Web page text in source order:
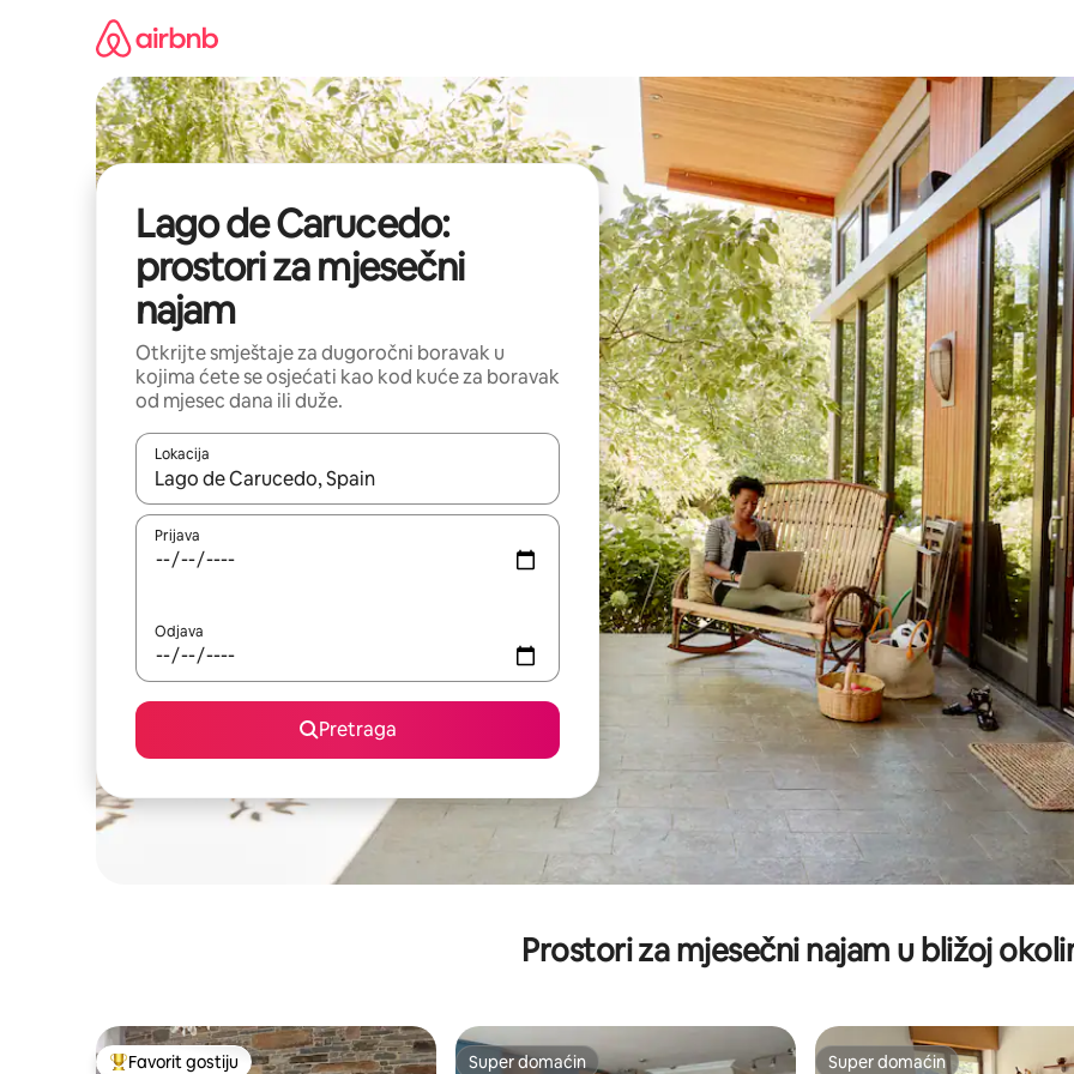
Lago de Carucedo:
prostori za mjesečni
najam
Otkrijte smještaje za dugoročni boravak u
kojima ćete se osjećati kao kod kuće za boravak
od mjesec dana ili duže.
Lokacija
Kad su rezultati dostupni, možete da se krećete kroz njih pomoću strelica nagore i nadolje, kao i da ih istražujte
Prijava
Odjava
Pretraga
Prostori za mjesečni najam u bližoj
Favorit gostiju Super domaćin Super domaćin